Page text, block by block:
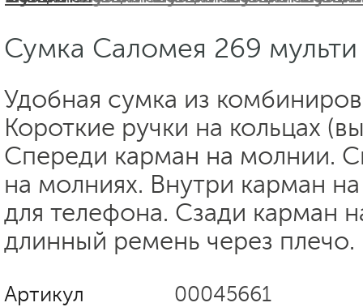
Сумка Саломея 269 мульти
Удобная сумка из
Короткие ручки на кольцах
Спереди карман на молнии.
на молниях. Внутри карман
для телефона. Сзади карман
длинный ремень через плечо.
Артикул
00045661